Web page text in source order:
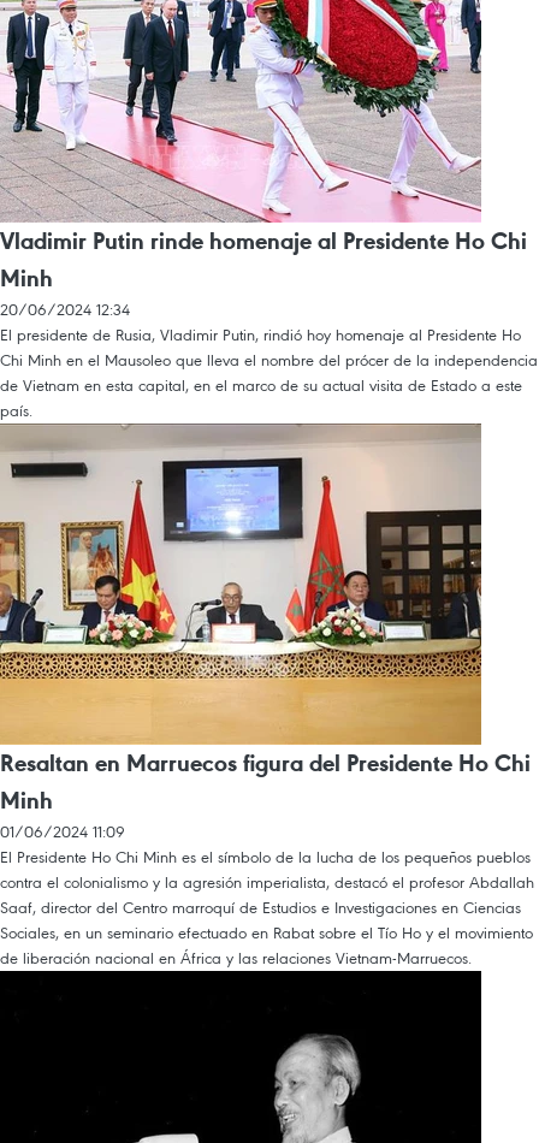
Vladimir Putin rinde homenaje al Presidente Ho Chi
Minh
20/06/2024 12:34
El presidente de Rusia, Vladimir Putin, rindió hoy homenaje al Presidente Ho
Chi Minh en el Mausoleo que lleva el nombre del prócer de la independencia
de Vietnam en esta capital, en el marco de su actual visita de Estado a este
país.
Resaltan en Marruecos figura del Presidente Ho Chi
Minh
01/06/2024 11:09
El Presidente Ho Chi Minh es el símbolo de la lucha de los pequeños pueblos
contra el colonialismo y la agresión imperialista, destacó el profesor Abdallah
Saaf, director del Centro marroquí de Estudios e Investigaciones en Ciencias
Sociales, en un seminario efectuado en Rabat sobre el Tío Ho y el movimiento
de liberación nacional en África y las relaciones Vietnam-Marruecos.